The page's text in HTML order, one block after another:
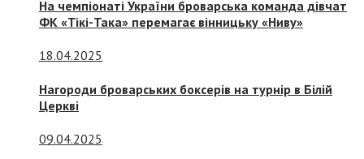
На чемпіонаті України броварська команда дівчат
ФК «Тікі-Така» перемагає вінницьку «Ниву»
18.04.2025
Нагороди броварських боксерів на турнір в Білій
Церкві
09.04.2025